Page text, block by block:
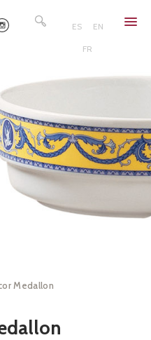
ES EN
FR
Medallon